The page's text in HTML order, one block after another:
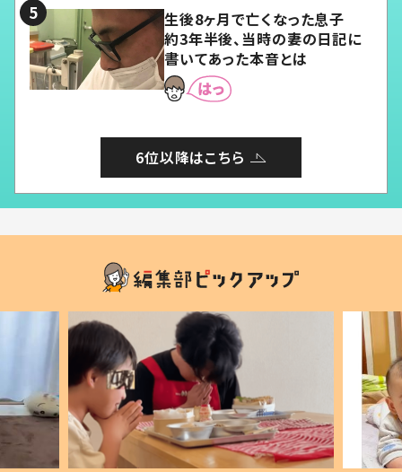
生後8ヶ月で亡くなった息子
約3年半後、当時の妻の日記に
書いてあった本音とは
6位以降はこちら